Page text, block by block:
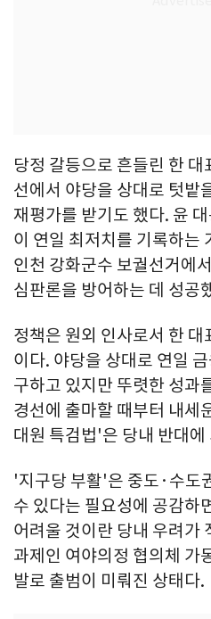
당정 갈등으로 흔들린 한
선에서 야당을 상대로 텃밭
재평가를 받기도 했다. 윤
이 연일 최저치를 기록하는
인천 강화군수 보궐선거에
심판론을 방어하는 데 성공
정책은 원외 인사로서 한
이다. 야당을 상대로 연일
구하고 있지만 뚜렷한 성과
경선에 출마할 때부터 내세
대원 특검법'은 당내 반대에
'지구당 부활'은 중도·수도
수 있다는 필요성에 공감하
어려울 것이란 당내 우려가
과제인 여야의정 협의체 가
발로 출범이 미뤄진 상태다.